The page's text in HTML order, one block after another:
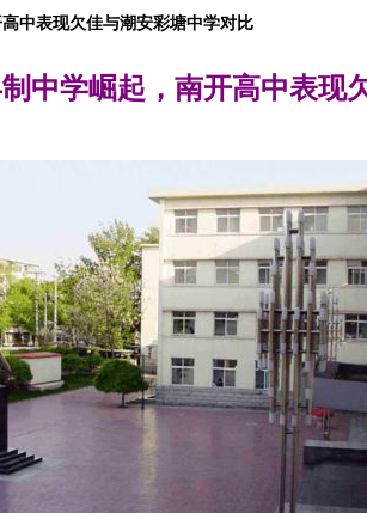
中表现欠佳与潮安彩塘中学对比
中学崛起，南开高中表现